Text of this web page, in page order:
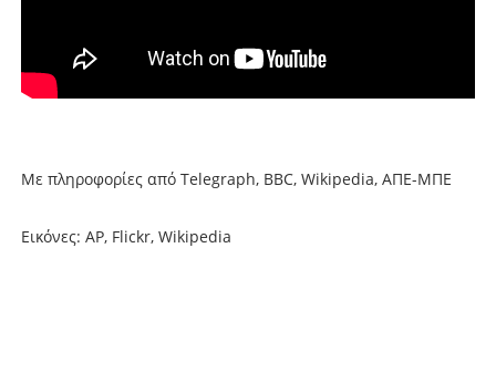
Με πληροφορίες από Telegraph, ΒΒC, Wikipedia, ΑΠΕ-ΜΠΕ
Εικόνες: ΑP, Flickr, Wikipedia